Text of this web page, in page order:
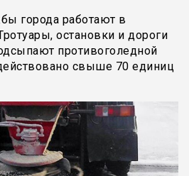
города работают в
остановки и дороги
противоголедной
свыше 70 единиц